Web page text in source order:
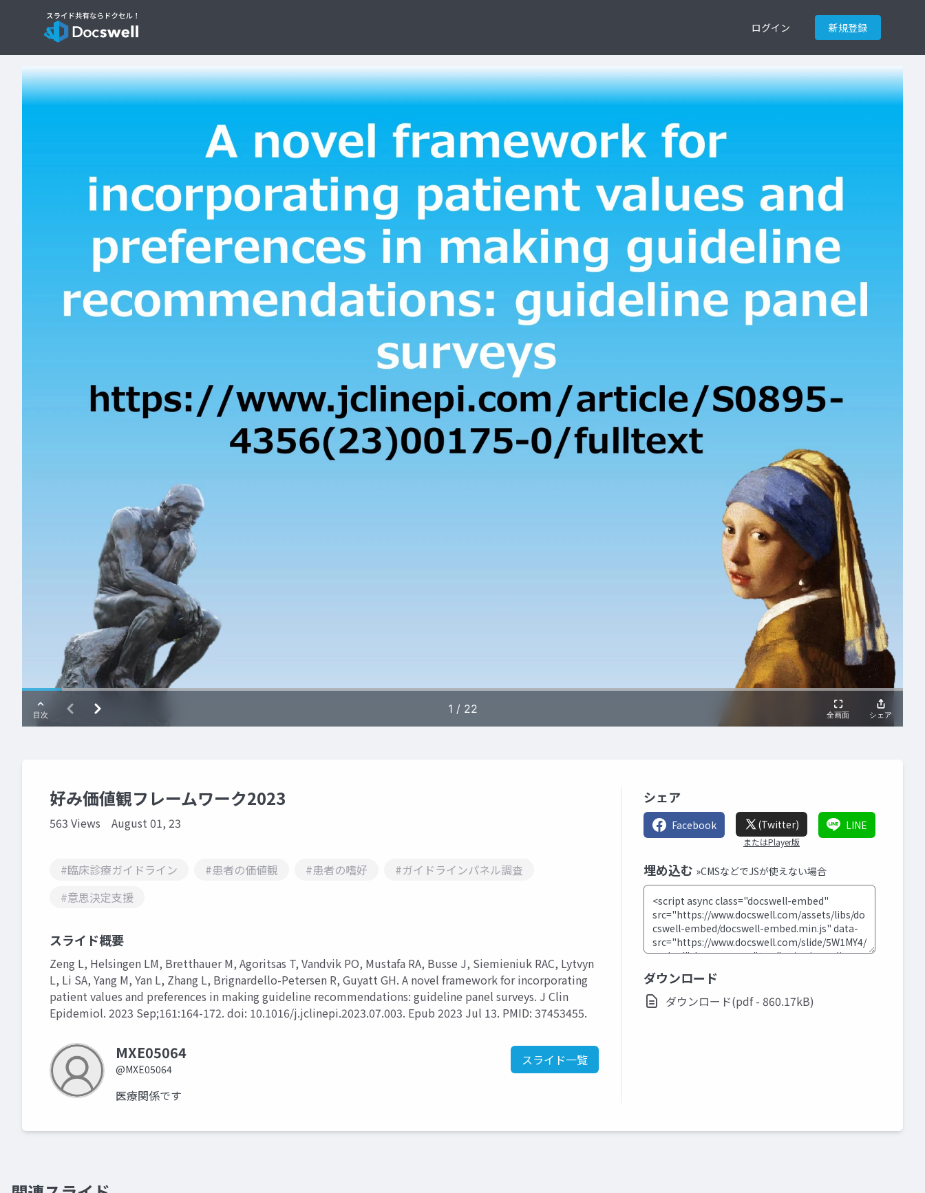
ログイン 新規登録
好み価値観フレームワーク2023
563 Views August 01, 23
#臨床診療ガイドライン #患者の価値観 #患者の嗜好
#ガイドラインパネル調査
#意思決定支援
スライド概要
Zeng L, Helsingen LM, Bretthauer M, Agoritsas T, Vandvik PO, Mustafa RA, Busse J, Siemieniuk RAC, Lytvyn
L, Li SA, Yang M, Yan L, Zhang L, Brignardello-Petersen R, Guyatt GH. A novel framework for incorporating
patient values and preferences in making guideline recommendations: guideline panel surveys. J Clin
Epidemiol. 2023 Sep;161:164-172. doi: 10.1016/j.jclinepi.2023.07.003. Epub 2023 Jul 13. PMID: 37453455.
MXE05064
@MXE05064
スライド一覧
医療関係です
シェア
Facebook (Twitter)
またはPlayer版
LINE
埋め込む »CMSなどでJSが使えない場合
ダウンロード
ダウンロード(pdf - 860.17kB)